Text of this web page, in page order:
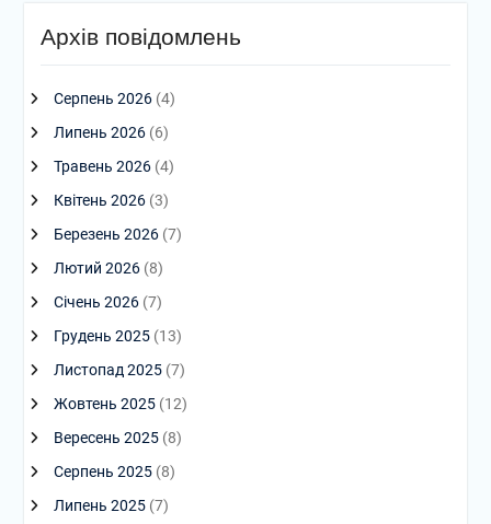
Архів повідомлень
Серпень 2026(4)
Липень 2026(6)
Травень 2026(4)
Квітень 2026(3)
Березень 2026(7)
Лютий 2026(8)
Січень 2026(7)
Грудень 2025(13)
Листопад 2025(7)
Жовтень 2025(12)
Вересень 2025(8)
Серпень 2025(8)
Липень 2025(7)